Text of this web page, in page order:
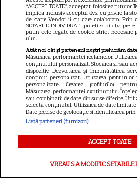
14
VEDETE STRĂINE
Sean Astin
Inelelor” a
vândă casa
salariului
primit de
VEDETE STRĂINE
Elon Musk,
regizorului
care a
despre viața
de minute
“ACCEPT TOATE”, acceptati folosirea tuturor
implica inclusiv acceptul dvs. cu privire la
de catre Vendor-ii cu care colaboram. Prin
SETARILE INDIVIDUAL” puteti schimba
putin cele legate de cookie strict necesare
ului.
Atât noi, cât și partenerii noștri prelucrăm
Măsurarea performanței reclamelor.
conținutului personalizat. Stocarea și/sau
dispozitiv. Dezvoltarea și îmbunătățirea
conținut personalizat. Utilizarea
personalizate. Crearea profilurilor
Măsurarea performanței conținutului.
sau combinații de date din surse diferite.
selecta conținutul. Utilizarea de date
Date precise de geolocație și identificarea
Listă parteneri (furnizori)
ACCEPT TOATE
VREAU SA MODIFIC